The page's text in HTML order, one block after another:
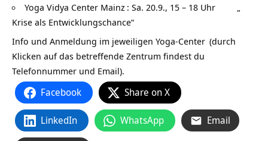
Yoga Vidya Center Mainz : Sa. 20.9., 15 – 18 Uhr „
Krise als Entwicklungschance“
Info und Anmeldung im jeweiligen Yoga-Center (durch
Klicken auf das betreffende Zentrum findest du
Telefonnummer und Email).
Facebook Share on X
LinkedIn WhatsApp Email